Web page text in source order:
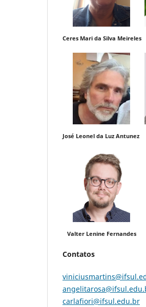
Ceres Mari da Silva
José Leonel da Luz
Valter Lenine Fernandes
Contatos
carlafiori@ifsul.edu.br